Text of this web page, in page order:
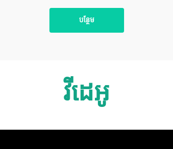
បន្ថែម
វីដេអូ